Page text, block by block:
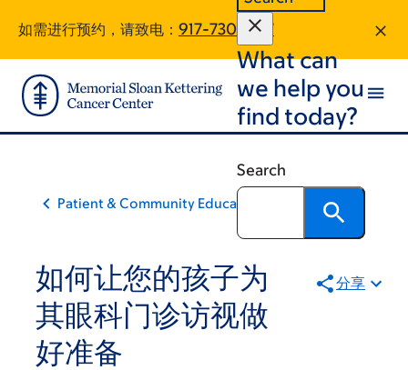
main
content
footer
如需进行预约，请致电： 917-730-2717
What can
we help you
find today?
Search
Patient & Community Education
如何让您的孩子为
其眼科门诊访视做
好准备
分享